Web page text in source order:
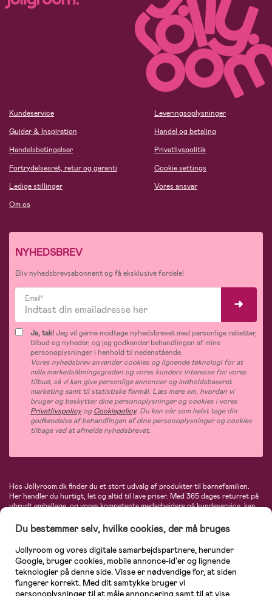
Kundeservice
Guider & Inspiration
Handelsbetingelser
Fortrydelsesret, retur og garanti
Ledige stillinger
Om os
Leveringsoplysninger
Handel og betaling
Privatlivspolitik
Cookie settings
Vores ansvar
NYHEDSBREV
Bliv nyhedsbrevsabonnent og få eksklusive fordele!
Email*
Ja, tak!Jeg vil gerne modtage nyhedsbrevet med personlige rabatter,
tilbud og nyheder, og jeg godkender behandlingen af mine
personoplysninger i henhold til nedenstående.
Vores nyhedsbrev anvender cookies og lignende teknologi for at
måle markedsåbningsgraden og vores kunders interesse for vores
tilbud, så vi kan give personlige annoncer og indholdsbaseret
marketing samt til statistiske formål. Læs mere om, hvordan vi
bruger og beskytter dine personoplysninger og cookies i vores
PrivatlivspolicyogCookiepolicy. Du kan når som helst tage din
godkendelse af behandlingen af dine personoplysninger og cookies
tilbage ved at afmelde nyhedsbrevet.
Hos Jollyroom.dk finder du et stort udvalg af produkter til børnefamilien.
Her handler du hurtigt, let og altid til lave priser. Med 365 dages returret på
ubrudt emballage, og vores kompetente medarbejdere på kundeservice, kan
barnevogne, autostole, børne- og babytøj, produkter til gravide og ammende
mødre, indretning og inspiration, legetøj, babyudstyr og meget mere. Vi
tilbyder produkter fra velkendte varemærker som Britax, Maxi-Cosi, Baby
Jogger, BabyBjörn, Didriksons, KidKraft, Ergobaby, Phillips Avent, Neonate,
Cybex, LEGO og mange flere. Kort sagt - et kæmpe sortiment venter på dig!
Du bestemmer selv, hvilke cookies, der må bruges
Jollyroom og vores digitale samarbejdspartnere, herunder
Google, bruger cookies, mobile annonce-id'er og lignende
teknologier på denne side. Visse er nødvendige for, at siden
fungerer korrekt. Med dit samtykke bruger vi
personoplysninger til at måle annoncering samt til at vise